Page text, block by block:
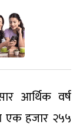
आर्थिक वर्ष
एक हजार २५५